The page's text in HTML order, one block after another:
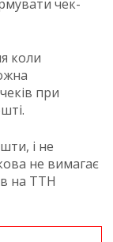
чек-
коли
при
і не
не вимагає
на ТТН